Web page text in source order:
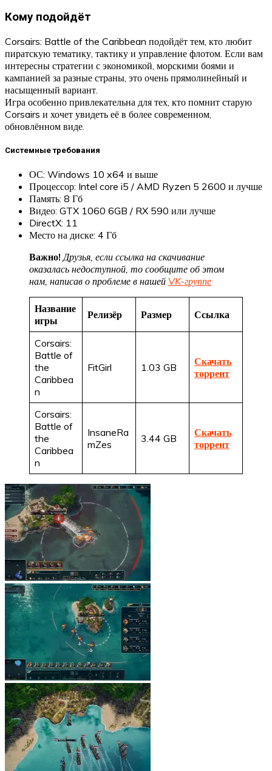
Кому подойдёт
Corsairs: Battle of the Caribbean подойдёт тем, кто любит
пиратскую тематику, тактику и управление флотом. Если вам
интересны стратегии с экономикой, морскими боями и
кампанией за разные страны, это очень прямолинейный и
насыщенный вариант.
Игра особенно привлекательна для тех, кто помнит старую
Corsairs и хочет увидеть её в более современном,
обновлённом виде.
Системные требования
ОС: Windows 10 x64 и выше
Процессор: Intel core i5 / AMD Ryzen 5 2600 и лучше
Память: 8 Гб
Видео: GTX 1060 6GB / RX 590 или лучше
DirectX: 11
Место на диске: 4 Гб
Важно! Друзья, если ссылка на скачивание
оказалась недоступной, то сообщите об этом
нам, написав о проблеме в нашей VK-группе
Название
игры
Релизёр Размер Ссылка
Corsairs:
Battle of
the
Caribbea
n
FitGirl 1.03 GB
Скачать
торрент
Corsairs:
Battle of
the
Caribbea
n
InsaneRa
mZes
3.44 GB
Скачать
торрент